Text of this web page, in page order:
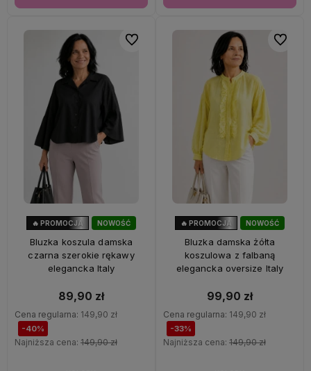
NOWOŚĆ
🔥 PROMOCJA
Bluzka koszula damska
czarna szerokie rękawy
elegancka Italy
89,90 zł
Cena regularna: 149,90 zł
-40%
Najniższa cena: 149,90 zł
Do ulubionych
NOWOŚĆ
OKAZJA
🔥 PROMOCJA
Bluzka damska żółta
koszulowa z falbaną
elegancka oversize Italy
99,90 zł
Cena regularna: 149,90 zł
-33%
Najniższa cena: 149,90 zł
Do